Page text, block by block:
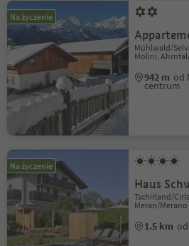
Na życzenie
Mühlwald/
Molini,
942 m od
centrum
Na życzenie
Haus
Tschirland/
Meran/
1.5 km